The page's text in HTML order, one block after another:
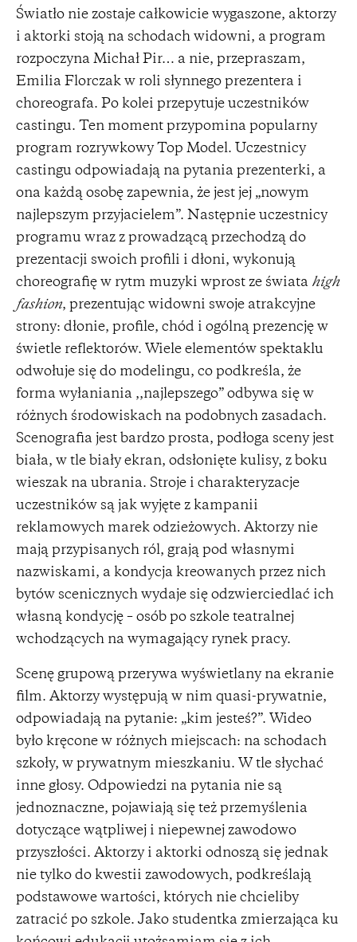
Światło nie zostaje całkowicie wygaszone, aktorzy
i aktorki stoją na schodach widowni, a program
rozpoczyna Michał Pir… a nie, przepraszam,
Emilia Florczak w roli słynnego prezentera i
choreografa. Po kolei przepytuje uczestników
castingu. Ten moment przypomina popularny
program rozrywkowy Top Model. Uczestnicy
castingu odpowiadają na pytania prezenterki, a
ona każdą osobę zapewnia, że jest jej „nowym
najlepszym przyjacielem”. Następnie uczestnicy
programu wraz z prowadzącą przechodzą do
prezentacji swoich profili i dłoni, wykonują
choreografię w rytm muzyki wprost ze świata high
fashion, prezentując widowni swoje atrakcyjne
strony: dłonie, profile, chód i ogólną prezencję w
świetle reflektorów. Wiele elementów spektaklu
odwołuje się do modelingu, co podkreśla, że
forma wyłaniania ,,najlepszego” odbywa się w
różnych środowiskach na podobnych zasadach.
Scenografia jest bardzo prosta, podłoga sceny jest
biała, w tle biały ekran, odsłonięte kulisy, z boku
wieszak na ubrania. Stroje i charakteryzacje
uczestników są jak wyjęte z kampanii
reklamowych marek odzieżowych. Aktorzy nie
mają przypisanych ról, grają pod własnymi
nazwiskami, a kondycja kreowanych przez nich
bytów scenicznych wydaje się odzwierciedlać ich
własną kondycję – osób po szkole teatralnej
wchodzących na wymagający rynek pracy.
Scenę grupową przerywa wyświetlany na ekranie
film. Aktorzy występują w nim quasi-prywatnie,
odpowiadają na pytanie: „kim jesteś?”. Wideo
było kręcone w różnych miejscach: na schodach
szkoły, w prywatnym mieszkaniu. W tle słychać
inne głosy. Odpowiedzi na pytania nie są
jednoznaczne, pojawiają się też przemyślenia
dotyczące wątpliwej i niepewnej zawodowo
przyszłości. Aktorzy i aktorki odnoszą się jednak
nie tylko do kwestii zawodowych, podkreślają
podstawowe wartości, których nie chcieliby
zatracić po szkole. Jako studentka zmierzająca ku